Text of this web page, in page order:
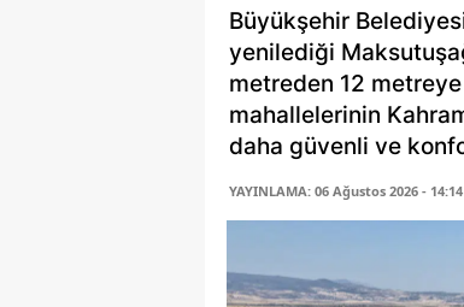
Büyükşehir
yenilediği
metreden 12
mahallelerinin
daha güvenli ve
YAYINLAMA: 06 Ağustos 2026 - 14:14